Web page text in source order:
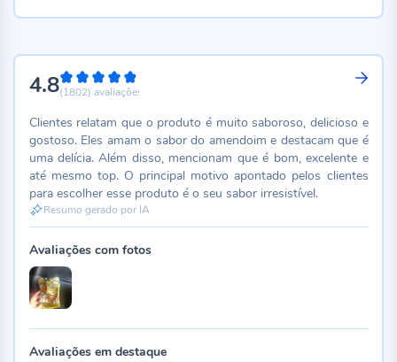
4.896%
(1802) avaliações
Clientes relatam que o produto é muito saboroso, delicioso e
gostoso. Eles amam o sabor do amendoim e destacam que é
uma delícia. Além disso, mencionam que é bom, excelente e
até mesmo top. O principal motivo apontado pelos clientes
para escolher esse produto é o seu sabor irresistível.
Resumo gerado por IA
Avaliações com fotos
Avaliações em destaque